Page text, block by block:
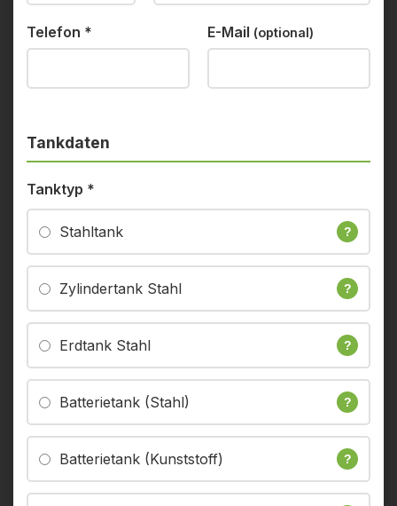
Telefon * E-Mail (optional)
Tankdaten
Tanktyp *
Stahltank ?
Zylindertank Stahl ?
Erdtank Stahl ?
Batterietank (Stahl) ?
Batterietank (Kunststoff) ?